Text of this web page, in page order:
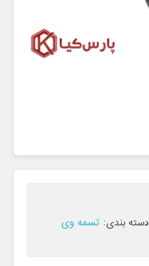
ﺩﺳﺘﻪ ﺑﻨﺪی: تسمه وی